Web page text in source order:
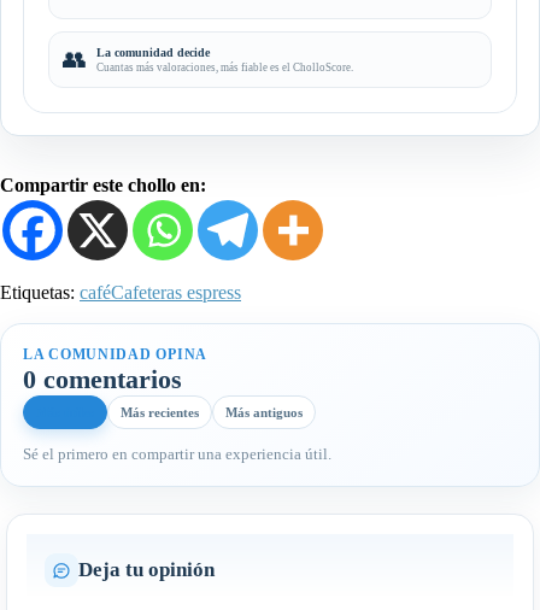
👥 La comunidad decide
Cuantas más valoraciones, más fiable es el CholloScore.
Compartir este chollo en:
Etiquetas: caféCafeteras espress
LA COMUNIDAD OPINA
0 comentarios
Más recientes Más antiguos
Sé el primero en compartir una experiencia útil.
Deja tu opinión